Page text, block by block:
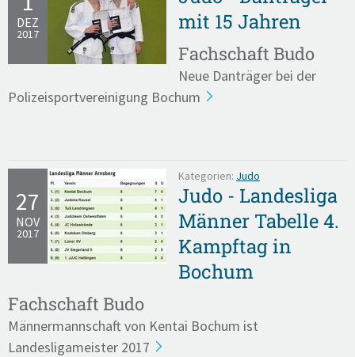
DEZ
2017
mit 15 Jahren
Fachschaft Budo
Neue Danträger bei der
Polizeisportvereinigung Bochum
27
NOV
2017
Kategorien: Judo
Judo - Landesliga
Männer Tabelle 4.
Kampftag in
Bochum
Fachschaft Budo
Männermannschaft von Kentai Bochum ist
Landesligameister 2017